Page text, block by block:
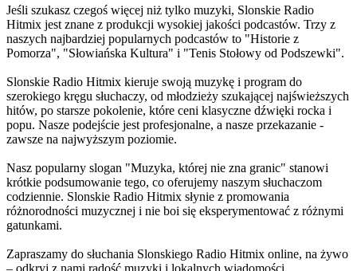
Jeśli szukasz czegoś więcej niż tylko muzyki, Slonskie Radio
Hitmix jest znane z produkcji wysokiej jakości podcastów. Trzy z
naszych najbardziej popularnych podcastów to "Historie z
Pomorza", "Słowiańska Kultura" i "Tenis Stołowy od Podszewki".
Slonskie Radio Hitmix kieruje swoją muzykę i program do
szerokiego kręgu słuchaczy, od młodzieży szukającej najświeższych
hitów, po starsze pokolenie, które ceni klasyczne dźwięki rocka i
popu. Nasze podejście jest profesjonalne, a nasze przekazanie -
zawsze na najwyższym poziomie.
Nasz popularny slogan "Muzyka, której nie zna granic" stanowi
krótkie podsumowanie tego, co oferujemy naszym słuchaczom
codziennie. Slonskie Radio Hitmix słynie z promowania
różnorodności muzycznej i nie boi się eksperymentować z różnymi
gatunkami.
Zapraszamy do słuchania Slonskiego Radio Hitmix online, na żywo
– odkryj z nami radość muzyki i lokalnych wiadomości.